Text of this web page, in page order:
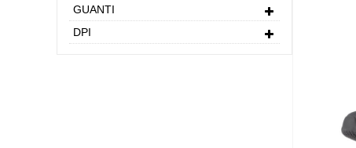
GUANTI
DPI
Oltre
tagli,